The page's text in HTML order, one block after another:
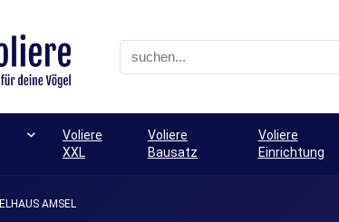
Voliere
XXL
Voliere
Bausatz
Voliere
Einrichtung
AMSEL